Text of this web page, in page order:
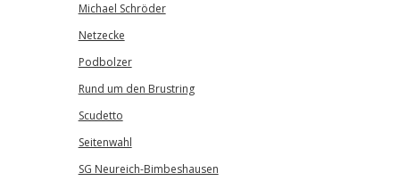
Michael Schröder
Netzecke
Podbolzer
Rund um den Brustring
Scudetto
Seitenwahl
SG Neureich-Bimbeshausen